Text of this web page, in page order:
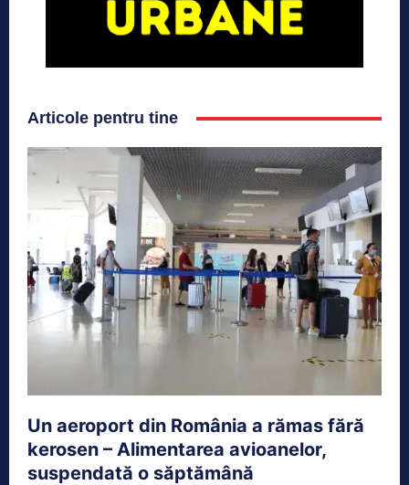
Articole pentru tine
Un aeroport din România a rămas fără
kerosen – Alimentarea avioanelor,
suspendată o săptămână